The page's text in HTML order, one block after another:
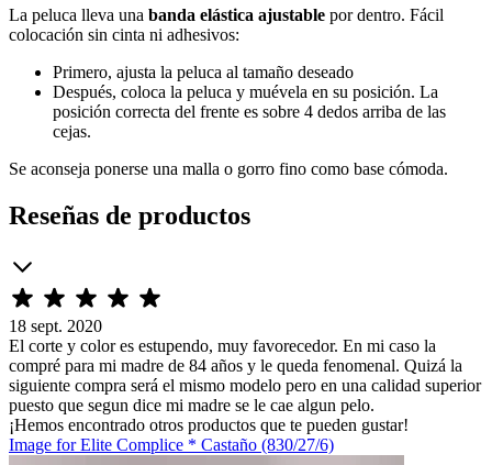
La peluca lleva una banda elástica ajustable por dentro. Fácil
colocación sin cinta ni adhesivos:
Primero, ajusta la peluca al tamaño deseado
Después, coloca la peluca y muévela en su posición. La
posición correcta del frente es sobre 4 dedos arriba de las
cejas.
Se aconseja ponerse una malla o gorro fino como base cómoda.
Reseñas de productos
18 sept. 2020
El corte y color es estupendo, muy favorecedor. En mi caso la
compré para mi madre de 84 años y le queda fenomenal. Quizá la
siguiente compra será el mismo modelo pero en una calidad superior
puesto que segun dice mi madre se le cae algun pelo.
¡Hemos encontrado otros productos que te pueden gustar!
Image for Elite Complice * Castaño (830/27/6)